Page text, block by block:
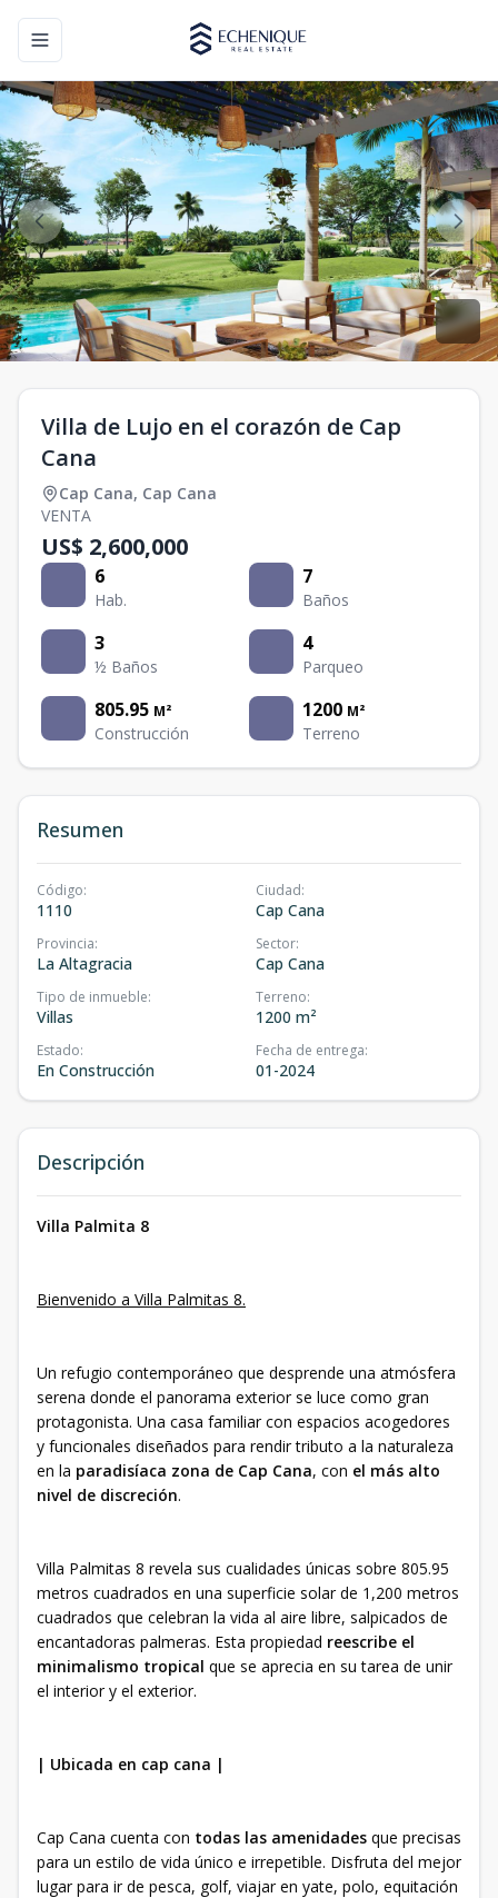
Toggle navigation menu
Villa de Lujo en el corazón de Cap
Cana
Cap Cana, Cap Cana
VENTA
US$ 2,600,000
6
Hab.
7
Baños
3
½ Baños
4
Parqueo
805.95 M²
Construcción
1200 M²
Terreno
Resumen
Código:
1110
Ciudad:
Cap Cana
Provincia:
La Altagracia
Sector:
Cap Cana
Tipo de inmueble:
Villas
Terreno:
1200 m²
Estado:
En Construcción
Fecha de entrega:
01-2024
Descripción
Villa Palmita 8
Bienvenido a Villa Palmitas 8.
Un refugio contemporáneo que desprende una atmósfera
serena donde el panorama exterior se luce como gran
protagonista. Una casa familiar con espacios acogedores
y funcionales diseñados para rendir tributo a la naturaleza
en la paradisíaca zona de Cap Cana, con el más alto
nivel de discreción.
Villa Palmitas 8 revela sus cualidades únicas sobre 805.95
metros cuadrados en una superficie solar de 1,200 metros
cuadrados que celebran la vida al aire libre, salpicados de
encantadoras palmeras. Esta propiedad reescribe el
minimalismo tropical que se aprecia en su tarea de unir
el interior y el exterior.
| Ubicada en cap cana |
Cap Cana cuenta con todas las amenidades que precisas
para un estilo de vida único e irrepetible. Disfruta del mejor
lugar para ir de pesca, golf, viajar en yate, polo, equitación